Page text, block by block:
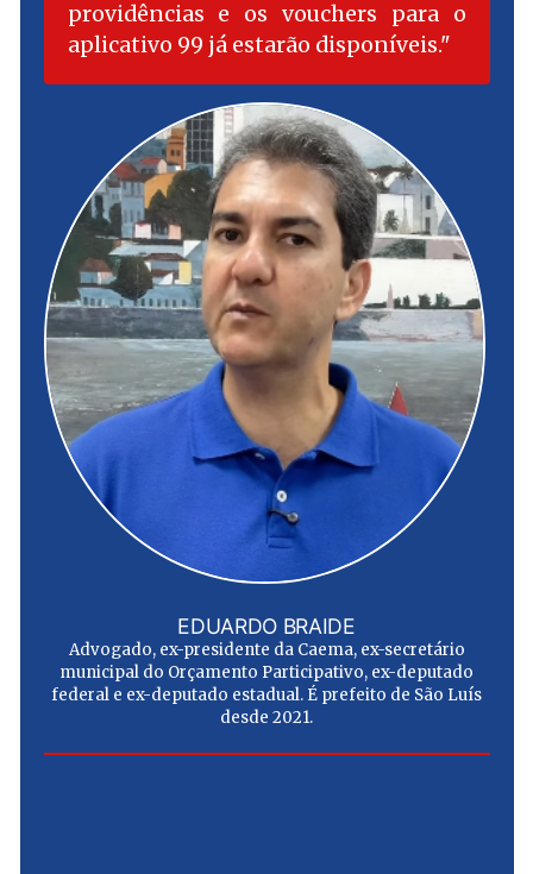
providências e os vouchers para o
aplicativo 99 já estarão disponíveis.
EDUARDO BRAIDE
Advogado, ex-presidente da Caema, ex-secretário
municipal do Orçamento Participativo, ex-deputado
federal e ex-deputado estadual. É prefeito de São Luís
desde 2021.